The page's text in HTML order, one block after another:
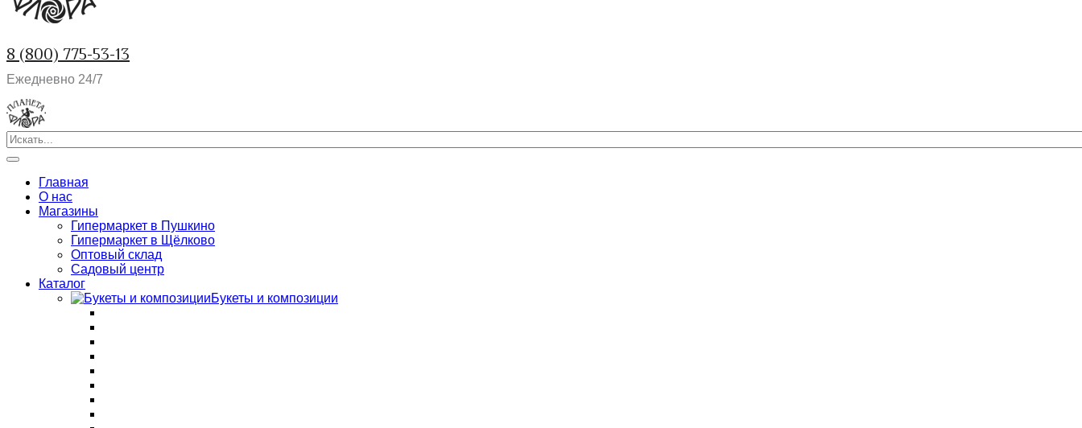
8 (800) 775-53-13
Ежедневно 24/7
Главная
О нас
Магазины
Гипермаркет в Пушкино
Гипермаркет в Щёлково
Оптовый склад
Садовый центр
Каталог
Букеты и композиции